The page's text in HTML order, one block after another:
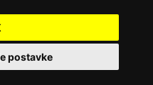
postavke